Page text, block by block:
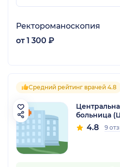
Ректороманоскопия
от 1 300 ₽
Средний рейтинг врачей 4.8
больница
4.8 9